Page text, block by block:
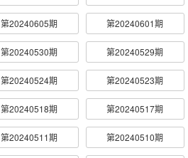
第20240605期 第20240601期
第20240530期 第20240529期
第20240524期 第20240523期
第20240518期 第20240517期
第20240511期 第20240510期